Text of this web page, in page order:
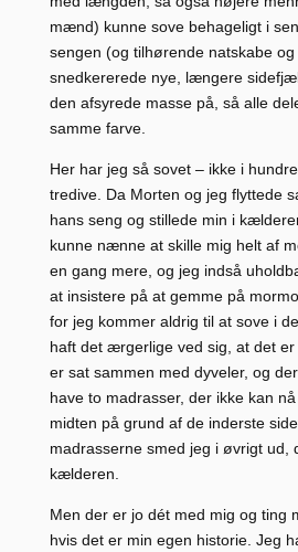
mænd) kunne sove behageligt i
sengen (og tilhørende natskabe
snedkererede nye, længere
den afsyrede masse på, så alle
samme farve.
Her har jeg så sovet – ikke i
tredive. Da Morten og jeg flyttede
hans seng og stillede min i
kunne nænne at skille mig helt af
en gang mere, og jeg indså
at insistere på at gemme på
for jeg kommer aldrig til at sove i
haft det ærgerlige ved sig, at det
er sat sammen med dyveler, og
have to madrasser, der ikke kan
midten på grund af de inderste
madrasserne smed jeg i øvrigt ud,
kælderen.
Men der er jo dét med mig og ting
hvis det er min egen historie. Jeg